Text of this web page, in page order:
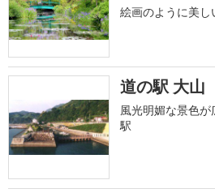
絵画のように美
道の駅 大山
風光明媚な景色
駅